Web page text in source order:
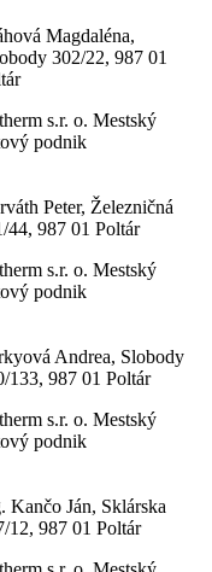
Magdaléna,
302/22, 987 01
s.r. o. Mestský
podnik
Peter, Železničná
44, 987 01 Poltár
s.r. o. Mestský
podnik
Andrea, Slobody
133, 987 01 Poltár
s.r. o. Mestský
podnik
Kančo Ján, Sklárska
12, 987 01 Poltár